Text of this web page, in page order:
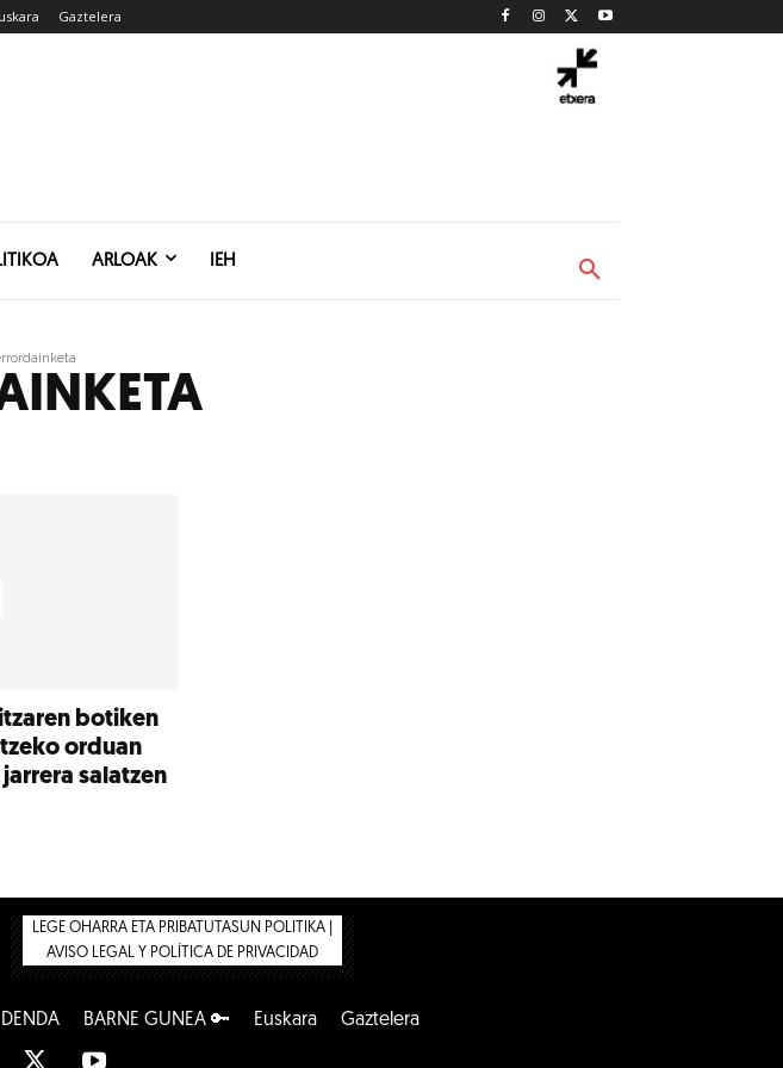
Gaztelera
ARLOAK IEH
botiken
orduan
salatzen
LEGE OHARRA ETA PRIBATUTASUN POLITIKA |
AVISO LEGAL Y POLÍTICA DE PRIVACIDAD
DENDA BARNE GUNEA 🔑 Euskara Gaztelera